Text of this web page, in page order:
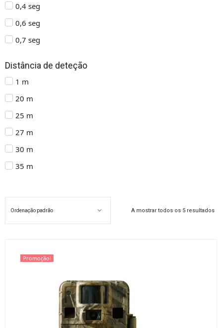
0,4 seg
0,6 seg
0,7 seg
Distância de deteção
1 m
20 m
25 m
27 m
30 m
35 m
A mostrar todos os 5 resultados
Promoção!